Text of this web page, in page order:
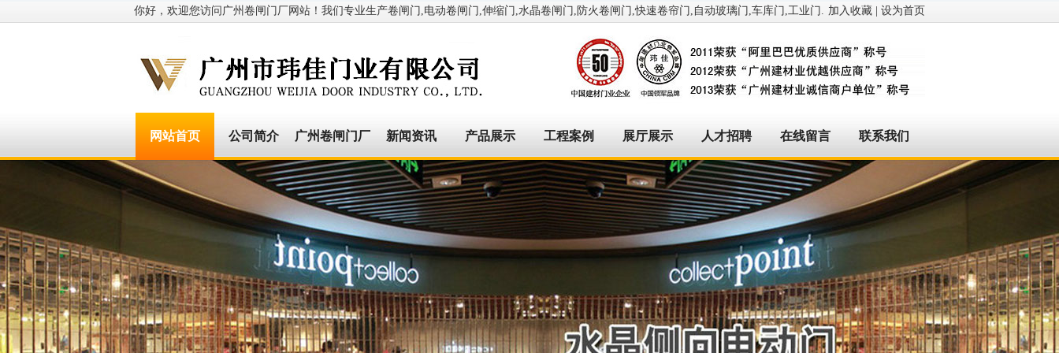
你好，欢迎您访问广州卷闸门厂网站！我们专业生产卷闸门,电动卷闸门,伸缩门,水晶卷闸门,防火卷闸门,快速卷帘门,自动玻璃门,车库门,工业门. 加入收藏 设为首页
网站首页 公司简介 广州卷闸门厂 新闻资讯 产品展示 工程案例 展厅展示 人才招聘 在线留言 联系我们